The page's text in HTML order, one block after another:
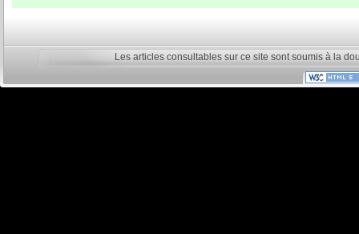
Les articles consultables sur ce site sont soumis à la